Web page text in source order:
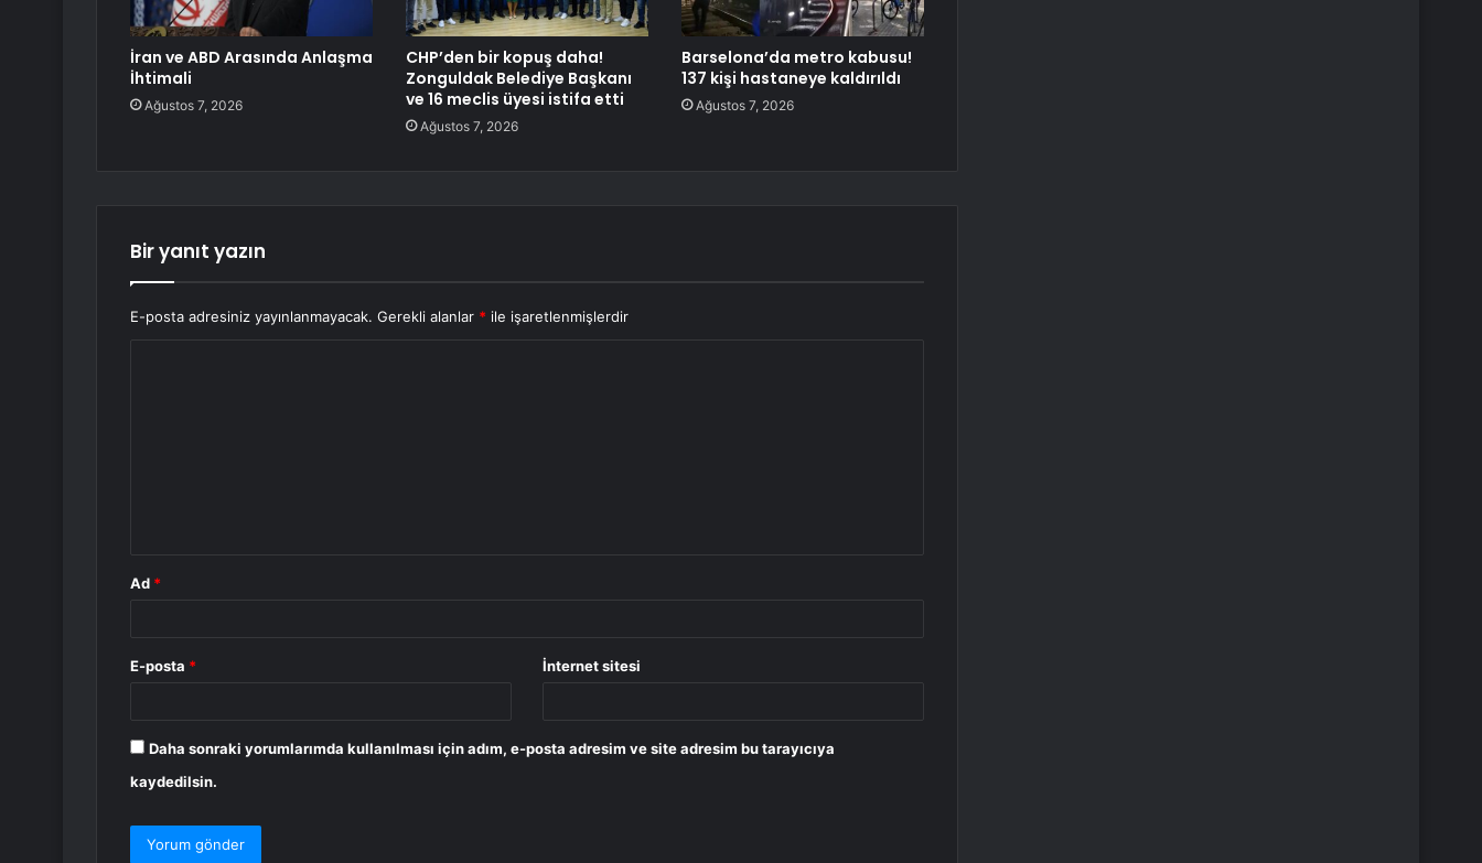
İran ve ABD Arasında Anlaşma
İhtimali
Ağustos 7, 2026
CHP’den bir kopuş daha!
Zonguldak Belediye Başkanı
ve 16 meclis üyesi istifa etti
Ağustos 7, 2026
Barselona’da metro kabusu!
137 kişi hastaneye kaldırıldı
Ağustos 7, 2026
Bir yanıt yazın
E-posta adresiniz yayınlanmayacak. Gerekli alanlar * ile işaretlenmişlerdir
Ad *
E-posta * İnternet sitesi
Daha sonraki yorumlarımda kullanılması için adım, e-posta adresim ve site adresim bu tarayıcıya
kaydedilsin.